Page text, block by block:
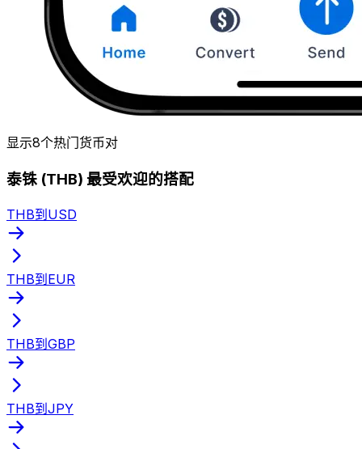
显示8个热门货币对
泰铢 (THB) 最受欢迎的搭配
THB到USD
THB到EUR
THB到GBP
THB到JPY